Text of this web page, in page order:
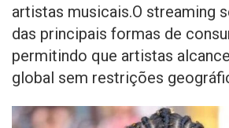
artistas musicais.O streaming
das principais formas de
permitindo que artistas
global sem restrições